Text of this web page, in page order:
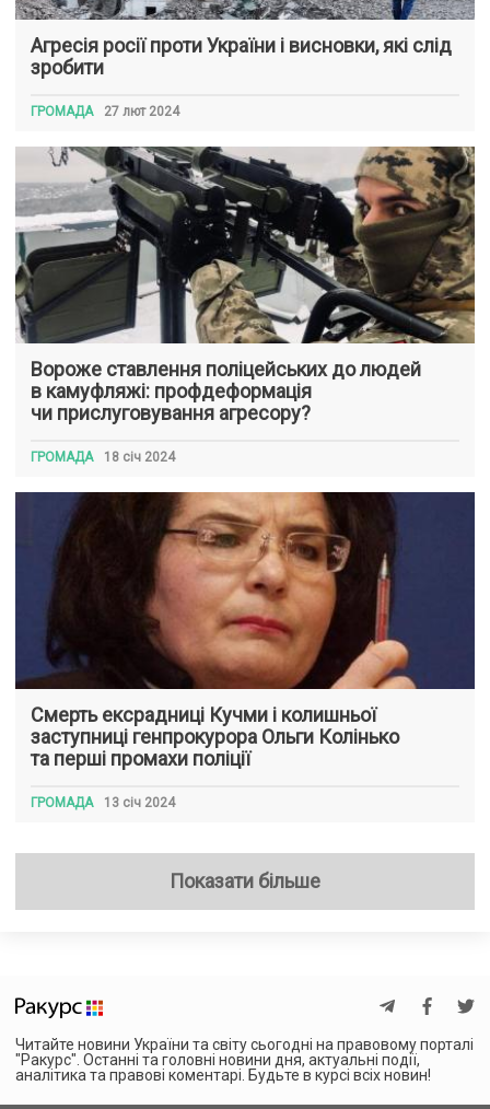
Агресія росії проти України і висновки, які слід
зробити
ГРОМАДА 27 лют 2024
Вороже ставлення поліцейських до людей
в камуфляжі: профдеформація
чи прислуговування агресору?
ГРОМАДА 18 січ 2024
Смерть ексрадниці Кучми і колишньої
заступниці генпрокурора Ольги Колінько
та перші промахи поліції
ГРОМАДА 13 січ 2024
Показати більше
Читайте новини України та світу сьогодні на правовому порталі
"Ракурс". Останні та головні новини дня, актуальні події,
аналітика та правові коментарі. Будьте в курсі всіх новин!